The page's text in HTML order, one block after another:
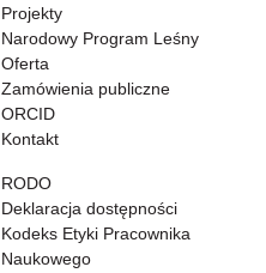
Projekty
Narodowy Program Leśny
Oferta
Zamówienia publiczne
ORCID
Kontakt
RODO
Deklaracja dostępności
Kodeks Etyki Pracownika
Naukowego